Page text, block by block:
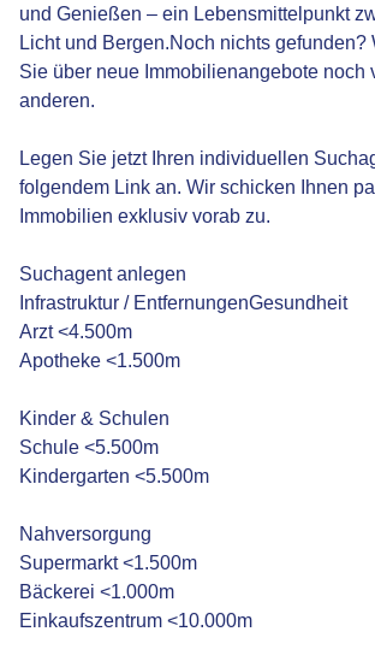
und Genießen – ein Lebensmittelpunkt
Licht und Bergen.Noch nichts gefunden?
Sie über neue Immobilienangebote noch
anderen.
Legen Sie jetzt Ihren individuellen
folgendem Link an. Wir schicken Ihnen
Immobilien exklusiv vorab zu.
Suchagent anlegen
Infrastruktur / EntfernungenGesundheit
Arzt <4.500m
Apotheke <1.500m
Kinder & Schulen
Schule <5.500m
Kindergarten <5.500m
Nahversorgung
Supermarkt <1.500m
Bäckerei <1.000m
Einkaufszentrum <10.000m